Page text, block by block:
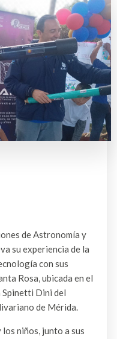
de Astronomía y
su experiencia de la
con sus
Rosa, ubicada en el
Spinetti Dini del
de Mérida.
niños, junto a sus